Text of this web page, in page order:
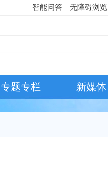
智能问答 无障碍浏览
专题专栏 新媒体